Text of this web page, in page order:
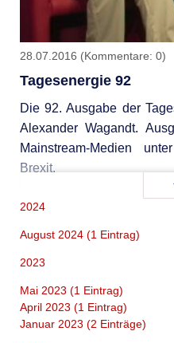
28.07.2016 (Kommentare: 0)
Tagesenergie 92
Die 92. Ausgabe der
Alexander Wagandt.
Mainstream-Medien
Brexit.
2024
August 2024 (1 Eintrag)
2023
Mai 2023 (1 Eintrag)
April 2023 (1 Eintrag)
Januar 2023 (2 Einträge)